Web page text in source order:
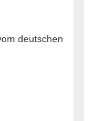
deutschen